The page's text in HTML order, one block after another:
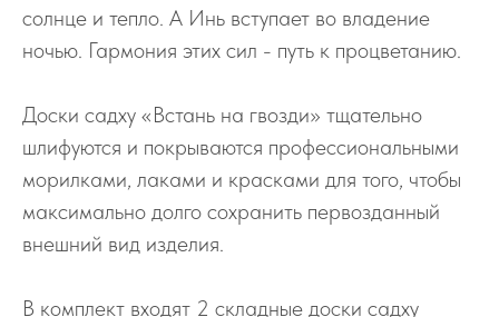
солнце и тепло. А Инь вступает во владение
ночью. Гармония этих сил - путь к процветанию.
Доски садху «Встань на гвозди» тщательно
шлифуются и покрываются профессиональными
морилками, лаками и красками для того, чтобы
максимально долго сохранить первозданный
внешний вид изделия.
В комплект входят 2 складные доски садху